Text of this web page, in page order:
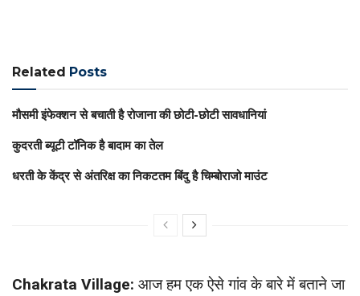
Related Posts
मौसमी इंफेक्शन से बचाती है रोजाना की छोटी-छोटी सावधानियां
कुदरती ब्यूटी टॉनिक है बादाम का तेल
धरती के केंद्र से अंतरिक्ष का निकटतम बिंदु है चिम्बोराजो माउंट
Chakrata Village: आज हम एक ऐसे गांव के बारे में बताने जा